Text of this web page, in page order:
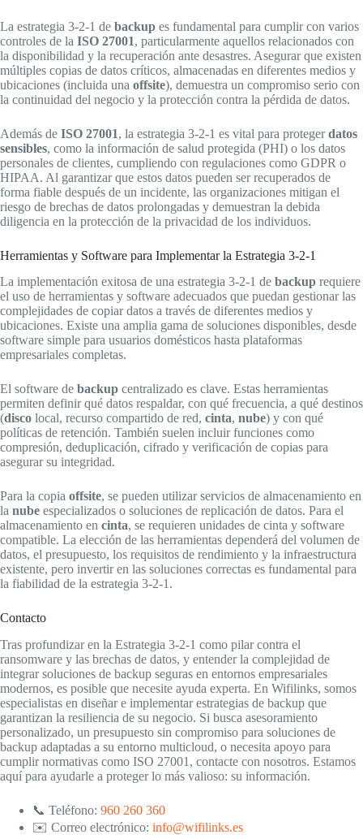
La estrategia 3-2-1 de backup es fundamental para cumplir con varios
controles de la ISO 27001, particularmente aquellos relacionados con
la disponibilidad y la recuperación ante desastres. Asegurar que existen
múltiples copias de datos críticos, almacenadas en diferentes medios y
ubicaciones (incluida una offsite), demuestra un compromiso serio con
la continuidad del negocio y la protección contra la pérdida de datos.
Además de ISO 27001, la estrategia 3-2-1 es vital para protegerdatos
sensibles, como la información de salud protegida (PHI) o los datos
personales de clientes, cumpliendo con regulaciones como GDPR o
HIPAA. Al garantizar que estos datos pueden ser recuperados de
forma fiable después de un incidente, las organizaciones mitigan el
riesgo de brechas de datos prolongadas y demuestran la debida
diligencia en la protección de la privacidad de los individuos.
Herramientas y Software para Implementar la Estrategia 3-2-1
La implementación exitosa de una estrategia 3-2-1 de backup requiere
el uso de herramientas y software adecuados que puedan gestionar las
complejidades de copiar datos a través de diferentes medios y
ubicaciones. Existe una amplia gama de soluciones disponibles, desde
software simple para usuarios domésticos hasta plataformas
empresariales completas.
El software de backup centralizado es clave. Estas herramientas
permiten definir qué datos respaldar, con qué frecuencia, a qué destinos
(disco local, recurso compartido de red, cinta, nube) y con qué
políticas de retención. También suelen incluir funciones como
compresión, deduplicación, cifrado y verificación de copias para
asegurar su integridad.
Para la copia offsite, se pueden utilizar servicios de almacenamiento en
la nube especializados o soluciones de replicación de datos. Para el
almacenamiento en cinta, se requieren unidades de cinta y software
compatible. La elección de las herramientas dependerá del volumen de
datos, el presupuesto, los requisitos de rendimiento y la infraestructura
existente, pero invertir en las soluciones correctas es fundamental para
la fiabilidad de la estrategia 3-2-1.
Contacto
Tras profundizar en la Estrategia 3-2-1 como pilar contra el
ransomware y las brechas de datos, y entender la complejidad de
integrar soluciones de backup seguras en entornos empresariales
modernos, es posible que necesite ayuda experta. En Wifilinks, somos
especialistas en diseñar e implementar estrategias de backup que
garantizan la resiliencia de su negocio. Si busca asesoramiento
personalizado, un presupuesto sin compromiso para soluciones de
backup adaptadas a su entorno multicloud, o necesita apoyo para
cumplir normativas como ISO 27001, contacte con nosotros. Estamos
aquí para ayudarle a proteger lo más valioso: su información.
📞 Teléfono: 960 260 360
✉️ Correo electrónico: info@wifilinks.es